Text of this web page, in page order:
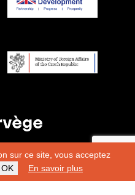
sur ce site, vous acceptez
OK En savoir plus